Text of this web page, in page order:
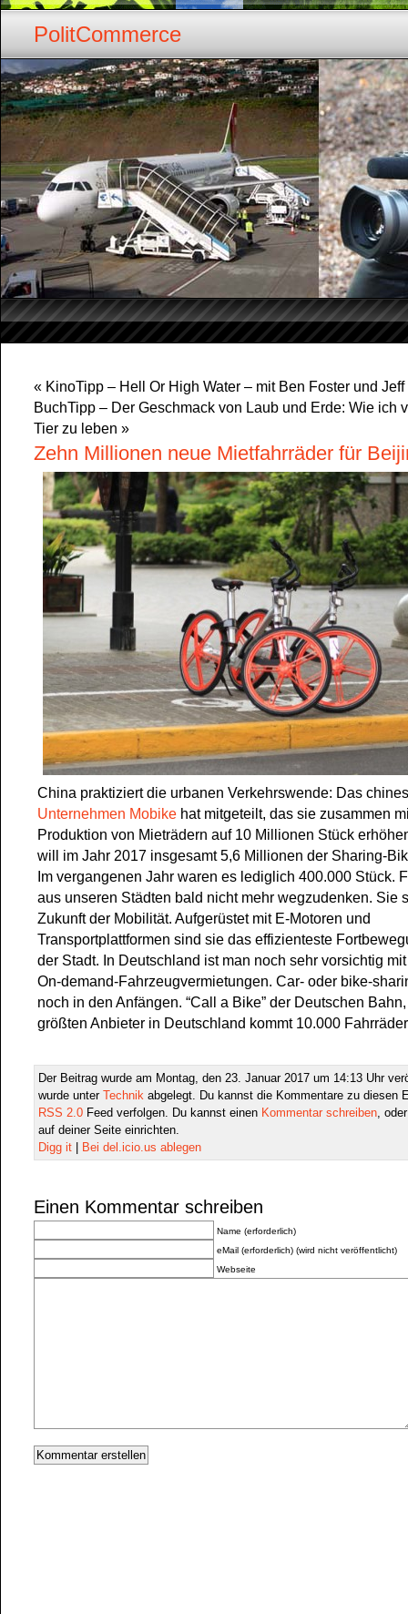
PolitCommerce
« KinoTipp – Hell Or High Water – mit Ben Foster und
BuchTipp – Der Geschmack von Laub und Erde: Wie ich
Tier zu leben »
Zehn Millionen neue Mietfahrräder für
China praktiziert die urbanen Verkehrswende: Das
Unternehmen Mobike hat mitgeteilt, das sie zusammen
Produktion von Mieträdern auf 10 Millionen Stück
will im Jahr 2017 insgesamt 5,6 Millionen der Sharing-
Im vergangenen Jahr waren es lediglich 400.000 Stück.
aus unseren Städten bald nicht mehr wegzudenken. Sie
Zukunft der Mobilität. Aufgerüstet mit E-Motoren und
Transportplattformen sind sie das effizienteste
der Stadt. In Deutschland ist man noch sehr vorsichtig
On-demand-Fahrzeugvermietungen. Car- oder bike-
noch in den Anfängen. “Call a Bike” der Deutschen
größten Anbieter in Deutschland kommt 10.000
Der Beitrag wurde am Montag, den 23. Januar 2017 um 14:13 Uhr
wurde unter Technik abgelegt. Du kannst die Kommentare zu diesen
RSS 2.0 Feed verfolgen. Du kannst einen Kommentar schreiben,
auf deiner Seite einrichten.
Digg it
Bei del.icio.us ablegen
Einen Kommentar schreiben
Name (erforderlich)
eMail (erforderlich) (wird nicht veröffentlicht)
Webseite